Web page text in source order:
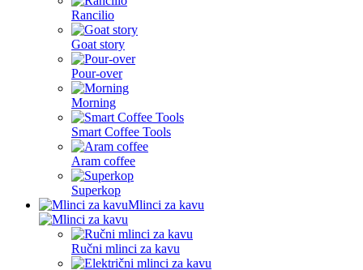
Rancilio
Goat story
Pour-over
Morning
Smart Coffee Tools
Aram coffee
Superkop
Mlinci za kavu
Ručni mlinci za kavu